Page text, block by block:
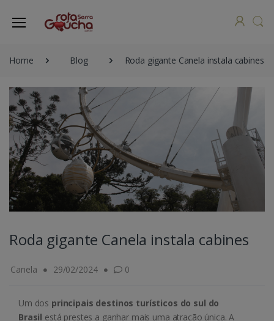
Home Blog Roda gigante Canela instala cabines
Roda gigante Canela instala cabines
Canela 29/02/2024 0
Um dos principais destinos turísticos do sul do
Brasil está prestes a ganhar mais uma atração única. A